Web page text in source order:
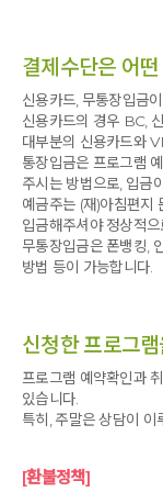
결제수단은 어
신용카드, 무통장입금
신용카드의 경우 BC,
대부분의 신용카드와
통장입금은 프로그램
주시는 방법으로, 입금
예금주는 (재)아침편지
입금해주셔야 정상적
무통장입금은 폰뱅킹,
방법 등이 가능합니다.
신청한 프로그
프로그램 예약확인과
있습니다.
특히, 주말은 상담이 이
[환불정책]